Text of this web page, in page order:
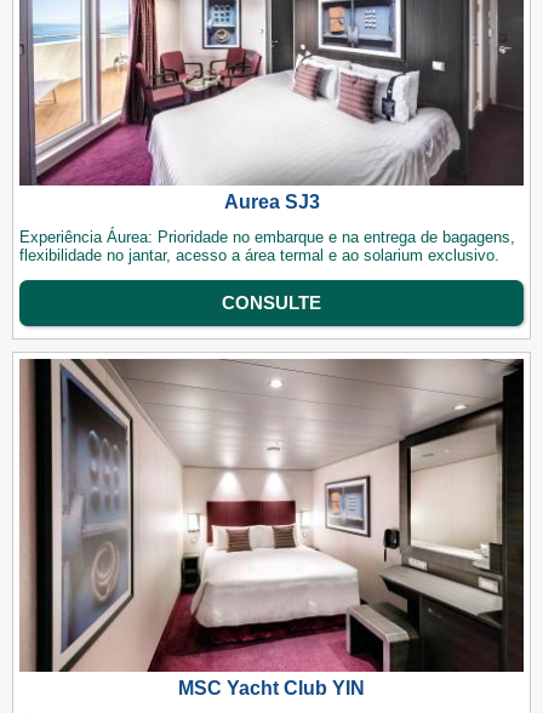
Aurea SJ3
Experiência Áurea: Prioridade no embarque e na entrega de bagagens,
flexibilidade no jantar, acesso a área termal e ao solarium exclusivo.
CONSULTE
MSC Yacht Club YIN